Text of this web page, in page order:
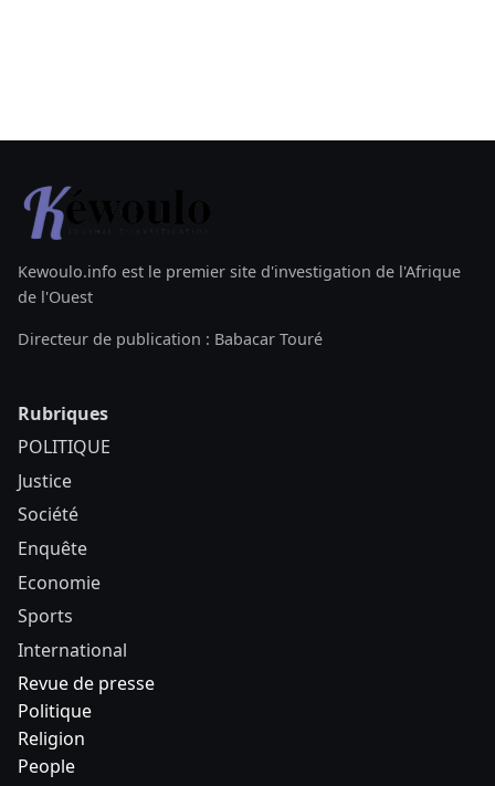
Kewoulo.info est le premier site d'investigation de l'Afrique
de l'Ouest
Directeur de publication : Babacar Touré
Rubriques
POLITIQUE
Justice
Société
Enquête
Economie
Sports
International
Revue de presse
Politique
Religion
People